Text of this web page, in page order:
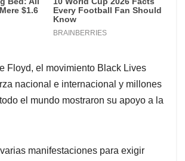
Floyd, el movimiento Black Lives
nacional e internacional y millones
el mundo mostraron su apoyo a la
manifestaciones para exigir